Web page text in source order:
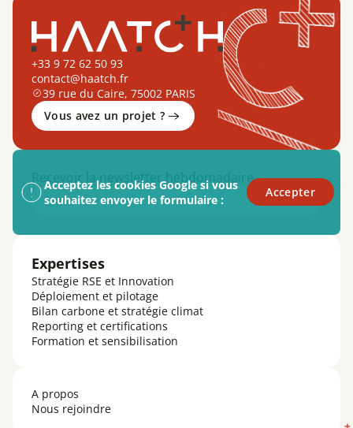
+33 9 72 62 50 93
contact@haatch.fr
39 rue du Caire, 75002 PARIS
Vous avez un projet ?
Recevoir la newsletter hebdomadaire
Email
Acceptez les cookies Google si vous
souhaitez envoyer le formulaire :
Accepter
Expertises
Stratégie RSE et Innovation
Déploiement et pilotage
Bilan carbone et stratégie climat
Reporting et certifications
Formation et sensibilisation
A propos
Nous rejoindre